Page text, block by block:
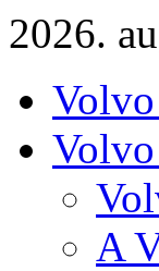
2026.
A